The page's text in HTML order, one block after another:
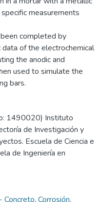
measurements
completed by
of the electrochemical
the anodic and
used to simulate the
bars.
1490020) Instituto
de Investigación y
Escuela de Ciencia e
de Ingeniería en
Concreto, Corrosión,